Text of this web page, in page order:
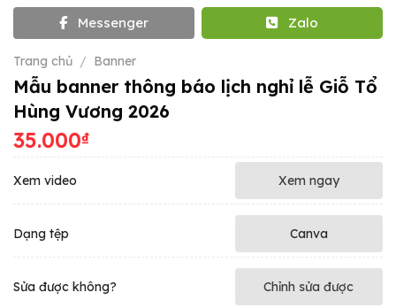
Messenger Zalo
Trang chủ / Banner
Mẫu banner thông báo lịch nghỉ lễ Giỗ Tổ
Hùng Vương 2026
35.000₫
Xem video Xem ngay
Dạng tệp Canva
Sửa được không? Chỉnh sửa được